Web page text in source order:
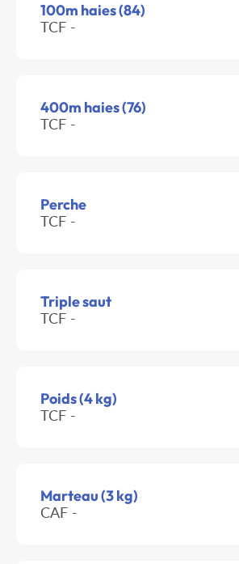
100m haies (84)
TCF -
400m haies (76)
TCF -
Perche
TCF -
Triple saut
TCF -
Poids (4 kg)
TCF -
Marteau (3 kg)
CAF -